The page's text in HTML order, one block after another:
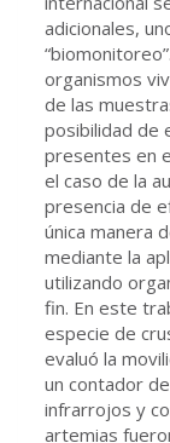
adicionales,
organismos
de las
posibilidad de
presentes en
el caso de la
presencia de
única manera
mediante la
utilizando
fin. En este
especie de
evaluó la
un contador
infrarrojos y
artemias